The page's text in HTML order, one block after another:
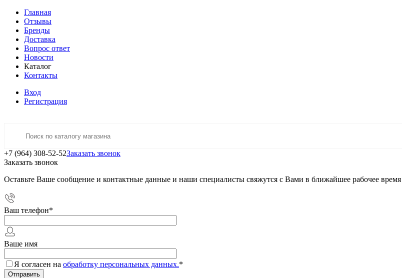
Главная
Отзывы
Бренды
Доставка
Вопрос ответ
Новости
Каталог
Контакты
Вход
Регистрация
+7 (964) 308-52-52Заказать звонок
Заказать звонок
Оставьте Ваше сообщение и контактные данные и наши специалисты свяжутся с Вами в ближайшее рабочее
Ваш телефон*
Ваше имя
Я согласен на обработку персональных данных.*